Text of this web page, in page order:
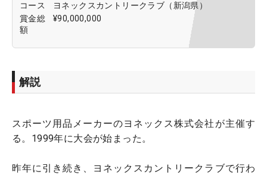
コース
ヨネックスカントリークラブ（新潟県）
賞金総
額
¥90,000,000
解説
スポーツ用品メーカーのヨネックス株式会社が主催す
る。1999年に大会が始まった。
昨年に引き続き、ヨネックスカントリークラブで行わ